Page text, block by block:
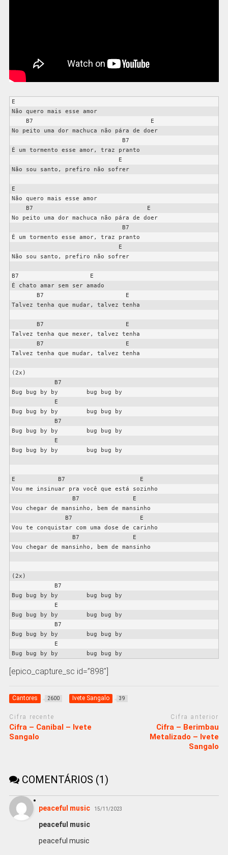
E
Não quero mais esse amor
No peito uma dor machuca não pára de doer
É um tormento esse amor, traz pranto
Não sou santo, prefiro não sofrer
E
Não quero mais esse amor
No peito uma dor machuca não pára de doer
É um tormento esse amor, traz pranto
Não sou santo, prefiro não sofrer
B7                    E
É chato amar sem ser amado
Talvez tenha que mudar, talvez tenha
Talvez tenha que mexer, talvez tenha
Talvez tenha que mudar, talvez tenha
(2x)
Bug bug by by        bug bug by
Bug bug by by        bug bug by
Bug bug by by        bug bug by
Bug bug by by        bug bug by
E            B7                     E
Vou me insinuar pra você que está sozinho
Vou chegar de mansinho, bem de mansinho
Vou te conquistar com uma dose de carinho
Vou chegar de mansinho, bem de mansinho
(2x)
Bug bug by by        bug bug by
Bug bug by by        bug bug by
Bug bug by by        bug bug by
[epico_capture_sc id=”898″]
Cantores 2600 Ivete Sangalo 39
Cifra recente
Cifra – Canibal – Ivete
Sangalo
Cifra anterior
Cifra – Berimbau
Metalizado – Ivete
Sangalo
COMENTÁRIOS (1)
peaceful music 15/11/2023
peaceful music
peaceful music